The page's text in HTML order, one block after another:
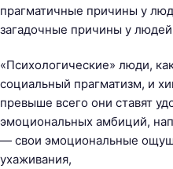
прагматичные причины у
загадочные причины у
«Психологические» люди,
социальный прагматизм, и
превыше всего они ставят
эмоциональных амбиций,
— свои эмоциональные
ухаживания,